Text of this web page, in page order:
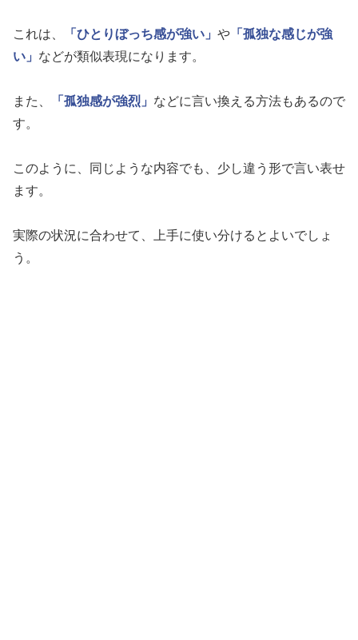
これは、 「ひとりぼっち感が強い」 や 「孤独な感じが強
い」 などが類似表現になります。
また、 「孤独感が強烈」 などに言い換える方法もあるので
す。
このように、同じような内容でも、少し違う形で言い表せ
ます。
実際の状況に合わせて、上手に使い分けるとよいでしょ
う。